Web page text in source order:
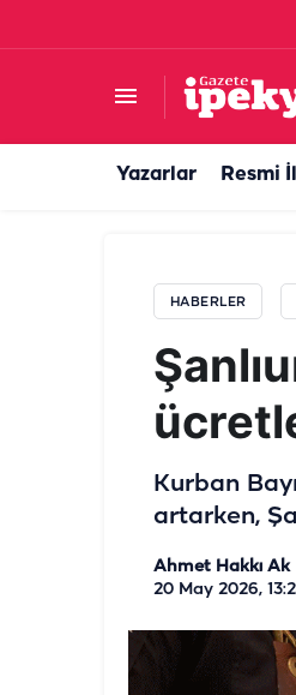
Yazarlar Resmi
HABERLER
Kurban
artarken,
Ahmet Hakkı Ak
20 May 2026,
Şanlıurfa'da